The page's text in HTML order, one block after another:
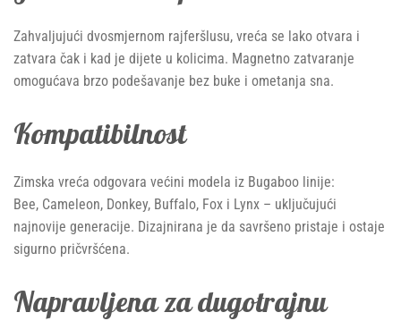
Zahvaljujući dvosmjernom rajferšlusu, vreća se lako otvara i
zatvara čak i kad je dijete u kolicima. Magnetno zatvaranje
omogućava brzo podešavanje bez buke i ometanja sna.
Kompatibilnost
Zimska vreća odgovara većini modela iz Bugaboo linije:
Bee, Cameleon, Donkey, Buffalo, Fox i Lynx – uključujući
najnovije generacije. Dizajnirana je da savršeno pristaje i ostaje
sigurno pričvršćena.
Napravljena za dugotrajnu